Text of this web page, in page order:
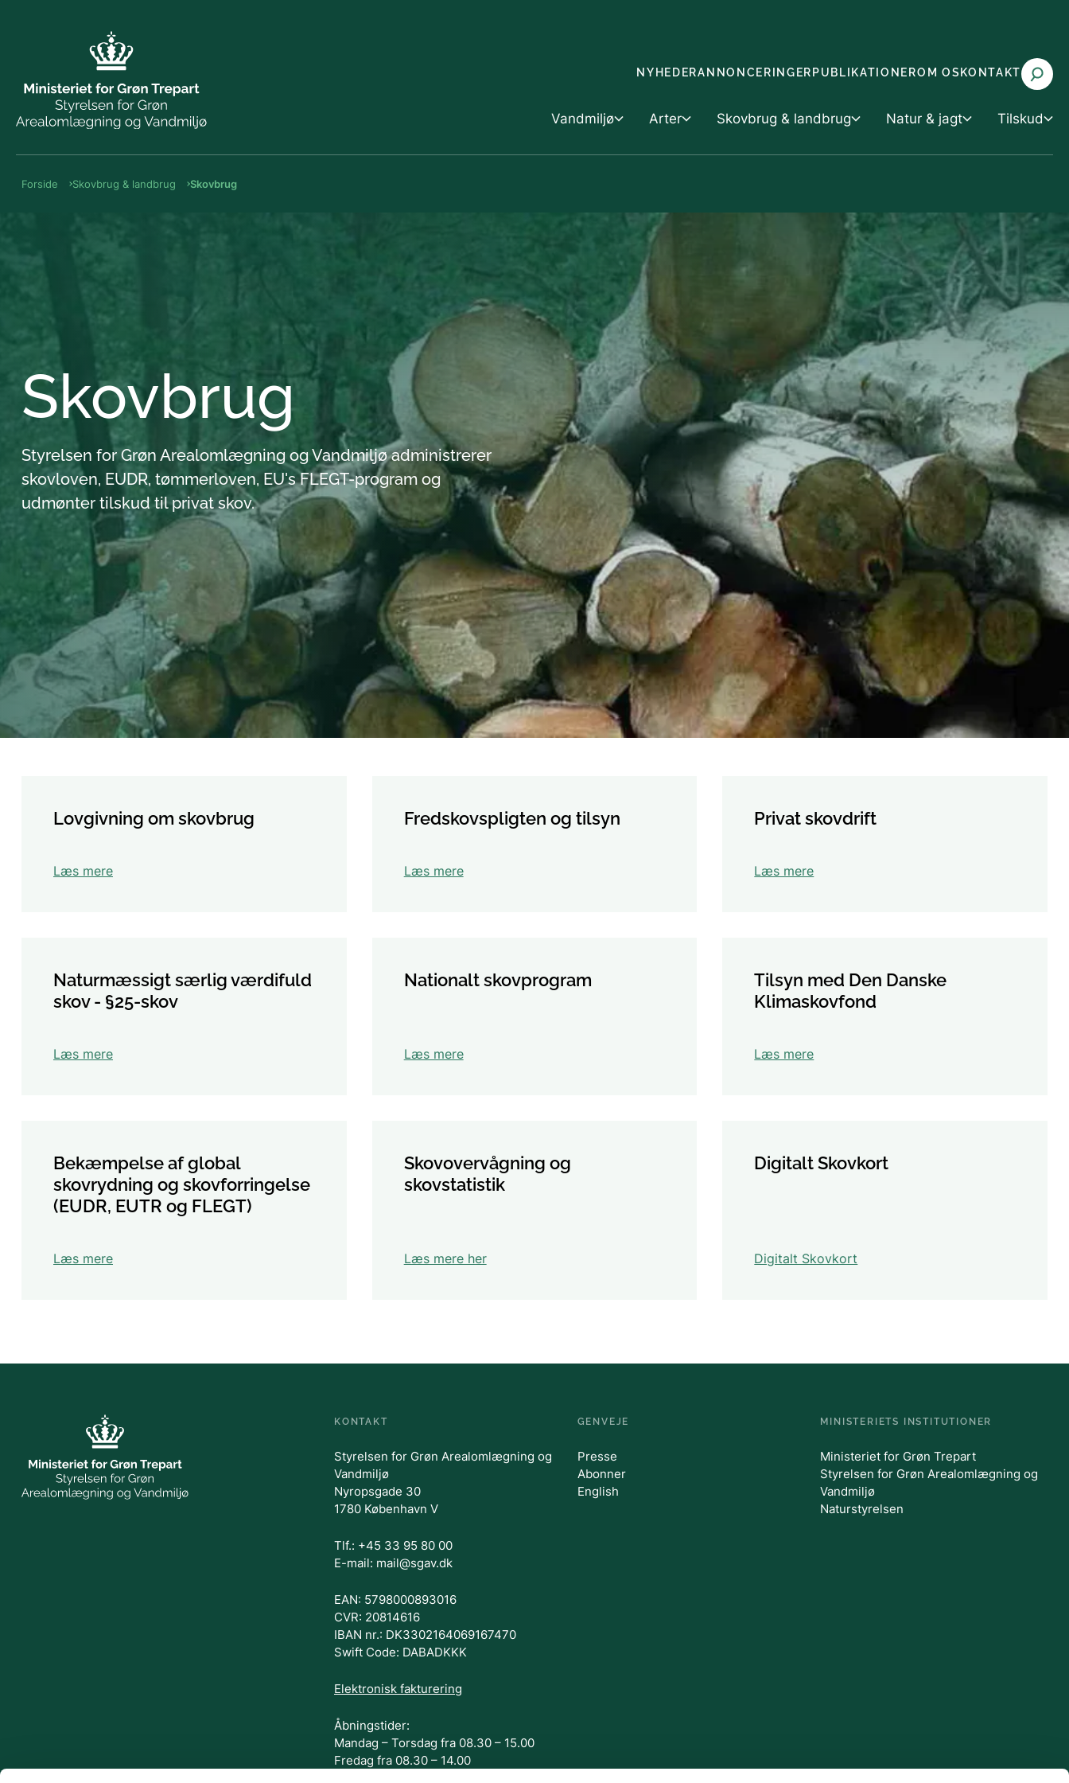
NYHEDERANNONCERINGER PUBLIKATIONEROM OS KONTAKT
Vandmiljø
Dyk ned i vandmiljøet
Havet
Søer
Vandløb
Vandområdeplaner
Det Trilaterale Vadehavssamarbejde
EU's vandrammedirektiv
Arter
Handel med truede arter (CITES)
Skovbrug & landbrug
Skovbrug
Natur & jagt
Miljøvurdering
Natur og biodiversitet
Regler for færdsel i naturen
Naturen i Danmark
Naturbeskyttelse
Naturindsatser
Jagttegn
Jagt
Om at gå på jagt
Regulering og udsætning af vildt
Tilskud
Tilskud til vand- og klimaprojekter
Tilskud til skov- og naturprojekter
Tilskud via jagttegnsmidlerne
Tilskud til ulvesikring af hegn
Forside Skovbrug & landbrug Skovbrug
Skovbrug
Styrelsen for Grøn Arealomlægning og Vandmiljø administrerer
skovloven, EUDR, tømmerloven, EU's FLEGT-program og
udmønter tilskud til privat skov.
Lovgivning om skovbrug
Læs mere
Fredskovspligten og tilsyn
Læs mere
Privat skovdrift
Læs mere
Naturmæssigt særlig værdifuld
skov - §25-skov
Læs mere
Nationalt skovprogram
Læs mere
Tilsyn med Den Danske
Klimaskovfond
Læs mere
Bekæmpelse af global
skovrydning og skovforringelse
(EUDR, EUTR og FLEGT)
Læs mere
Skovovervågning og
skovstatistik
Læs mere her
Digitalt Skovkort
Digitalt Skovkort
KONTAKT
Styrelsen for Grøn Arealomlægning og
Vandmiljø
Nyropsgade 30
1780 København V
Tlf.: +45 33 95 80 00
E-mail: mail@sgav.dk
EAN: 5798000893016
CVR: 20814616
IBAN nr.: DK3302164069167470
Swift Code: DABADKKK
Elektronisk fakturering
Åbningstider:
Mandag – Torsdag fra 08.30 – 15.00
Fredag fra 08.30 – 14.00
GENVEJE
Presse
Abonner
English
MINISTERIETS INSTITUTIONER
Ministeriet for Grøn Trepart
Styrelsen for Grøn Arealomlægning og
Vandmiljø
Naturstyrelsen